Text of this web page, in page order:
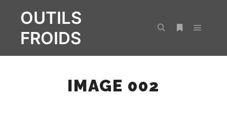
OUTILS
FROIDS
IMAGE 002